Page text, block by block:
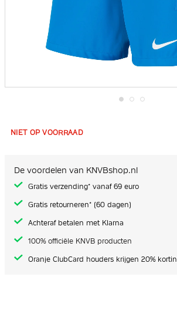
het
afbeeldingen-
gallerij
NIET OP VOORRAAD
De voordelen van KNVBshop.nl
Gratis verzending* vanaf 69 euro
Gratis retourneren* (60 dagen)
Achteraf betalen met Klarna
100% officiële KNVB producten
Oranje ClubCard houders krijgen 20%